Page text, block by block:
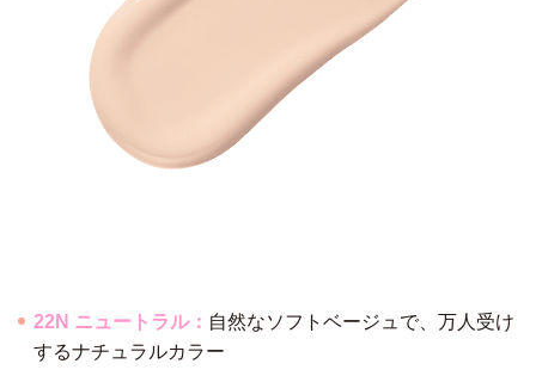
22N ニュートラル： 自然なソフトベージュで、万人受け
するナチュラルカラー